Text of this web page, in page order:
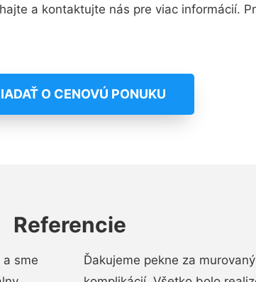
a kontaktujte nás pre viac informácií.
O CENOVÚ PONUKU
Referencie
sme
Ďakujeme pekne za